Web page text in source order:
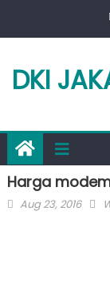
DKI
Harga modem
Posted
Aug 23, 2016